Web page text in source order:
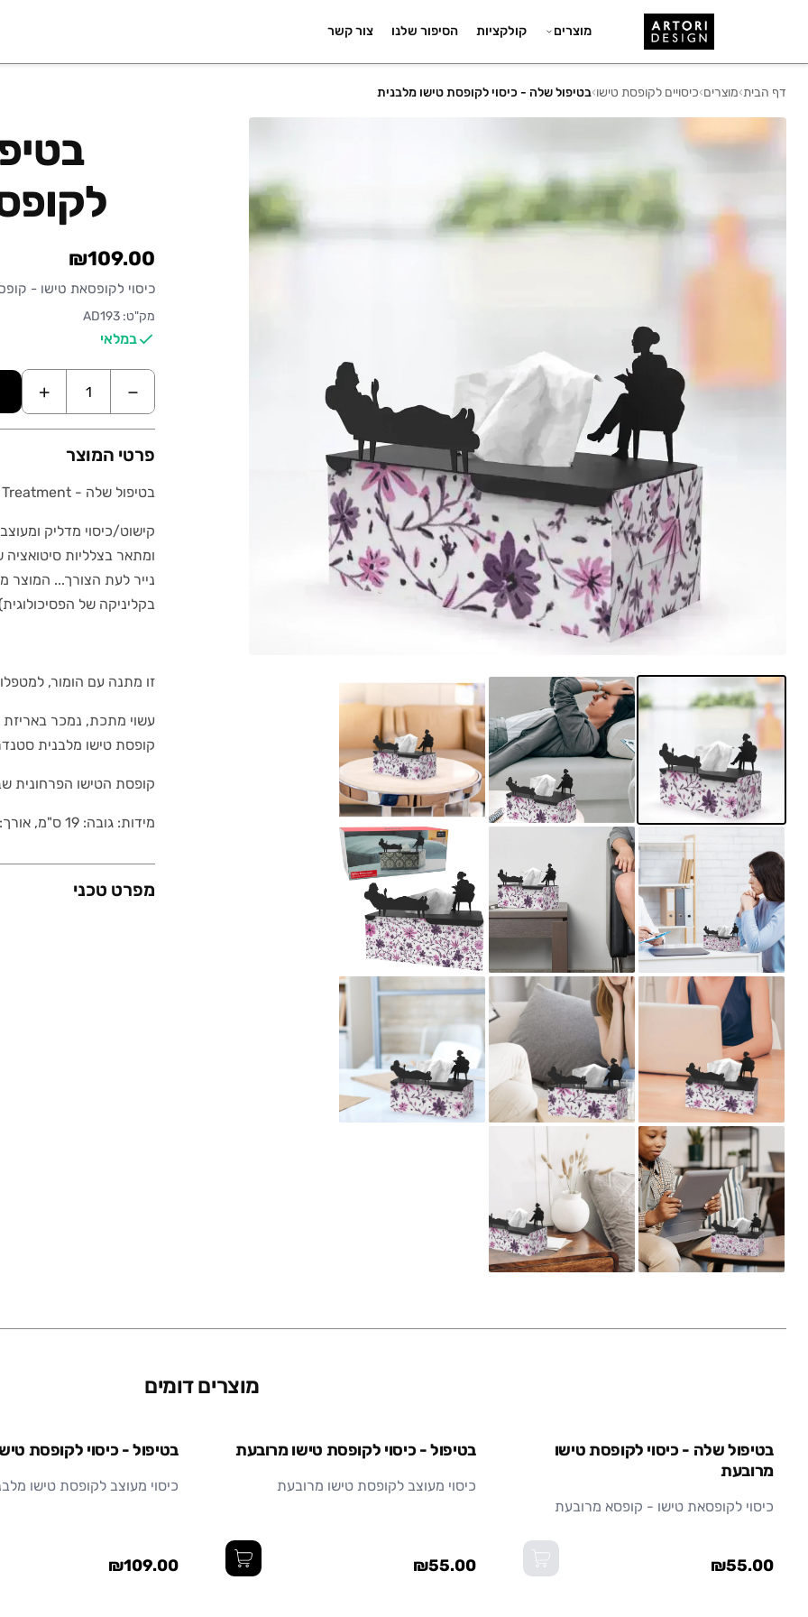
מוצרים קולקציות הסיפור שלנו צור קשר
דף הבית›מוצרים›כיסויים לקופסת טישו›בטיפול שלה - כיסוי לקופסת טישו מלבנית
₪109.00
כיסוי לקופסאת טישו -
מק"ט: AD193
במלאי
−
+
פרטי המוצר
בטיפול שלה - In her Treatment
קישוט/כיסוי מדליק
ומתאר בצלליות סיטואציה
נייר לעת הצורך... המוצר
בקליניקה של
זו מתנה עם הומור,
עשוי מתכת, נמכר
קופסת טישו מלבנית
קופסת הטישו הפרחונית
מידות: גובה: 19 ס"מ, אורך: 11 ס"מ, עומק: 9 ס"מ . משקל: 220 גר'.
מפרט טכני
מוצרים דומים
בטיפול שלה - כיסוי לקופסת טישו
מרובעת
כיסוי לקופסאת טישו - קופסא מרובעת
₪55.00
בטיפול - כיסוי לקופסת טישו מרובעת
כיסוי מעוצב לקופסת טישו מרובעת
₪55.00
בטיפול - כיסוי לקופסת
כיסוי מעוצב לקופסת טישו
₪109.00